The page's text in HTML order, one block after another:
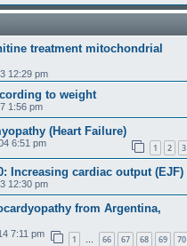
treatment mitochondrial
12:29 pm
to weight
1:56 pm
(Heart Failure)
6:51 pm 1 2 3
Increasing cardiac output (EJF)
12:30 pm
from Argentina,
7:11 pm 1 … 66 67 68 69 70